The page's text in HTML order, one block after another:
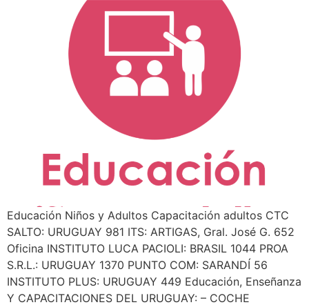
Educación Niños y Adultos Capacitación adultos CTC
SALTO: URUGUAY 981 ITS: ARTIGAS, Gral. José G. 652
Oficina INSTITUTO LUCA PACIOLI: BRASIL 1044 PROA
S.R.L.: URUGUAY 1370 PUNTO COM: SARANDÍ 56
INSTITUTO PLUS: URUGUAY 449 Educación, Enseñanza
Y CAPACITACIONES DEL URUGUAY: – COCHE